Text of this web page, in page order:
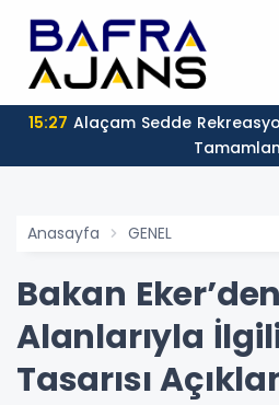
15:27
Anasayfa GENEL
Bakan
Alanlarıyla
Tasarısı